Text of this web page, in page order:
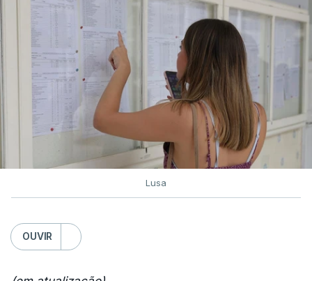
Lusa
OUVIR